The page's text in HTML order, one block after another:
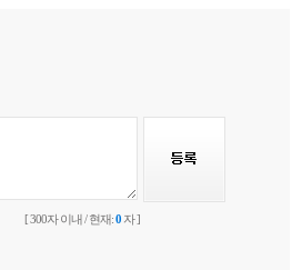
[ 300자 이내 / 현재:0 자 ]